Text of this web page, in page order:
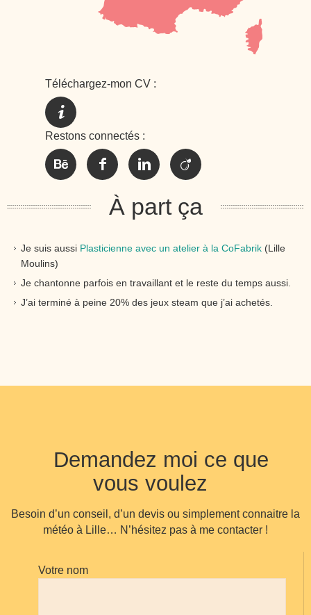
Téléchargez-mon CV :
Restons connectés :
À part ça
Je suis aussi Plasticienne avec un atelier à la CoFabrik (Lille
Moulins)
Je chantonne parfois en travaillant et le reste du temps aussi.
J’ai terminé à peine 20% des jeux steam que j’ai achetés.
Demandez moi ce que
vous voulez
Besoin d’un conseil, d’un devis ou simplement connaitre la
météo à Lille… N’hésitez pas à me contacter !
Votre nom